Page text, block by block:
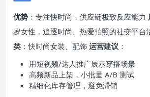
优势 ：专注快时尚，供应链极致反应能力
岁女性，追逐时尚、热爱拍照的社交平台
类 ：快时尚女装、配饰 运营建议 ：
用短视频/达人推广展示穿搭场景
高频新品上架，小批量 A/B 测试
精细化库存管理，避免滞销